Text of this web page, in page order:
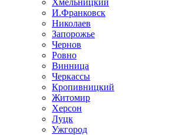
Хмельницкий
И.Франковск
Николаев
Запорожье
Чернов
Ровно
Винница
Черкассы
Кропивницкий
Житомир
Херсон
Луцк
Ужгород